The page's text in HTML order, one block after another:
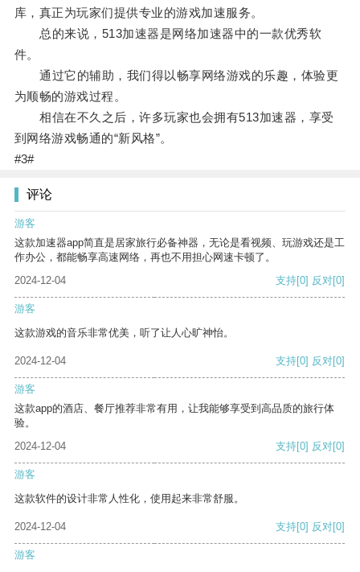
库，真正为玩家们提供专业的游戏加速服务。
总的来说，513加速器是网络加速器中的一款优秀软
件。
通过它的辅助，我们得以畅享网络游戏的乐趣，体验更
为顺畅的游戏过程。
相信在不久之后，许多玩家也会拥有513加速器，享受
到网络游戏畅通的“新风格”。
#3#
评论
游客
这款加速器app简直是居家旅行必备神器，无论是看视频、玩游戏还是工
作办公，都能畅享高速网络，再也不用担心网速卡顿了。
2024-12-04
支持[0] 反对[0]
游客
这款游戏的音乐非常优美，听了让人心旷神怡。
2024-12-04 支持[0] 反对[0]
游客
这款app的酒店、餐厅推荐非常有用，让我能够享受到高品质的旅行体
验。
2024-12-04
支持[0] 反对[0]
游客
这款软件的设计非常人性化，使用起来非常舒服。
2024-12-04 支持[0] 反对[0]
游客